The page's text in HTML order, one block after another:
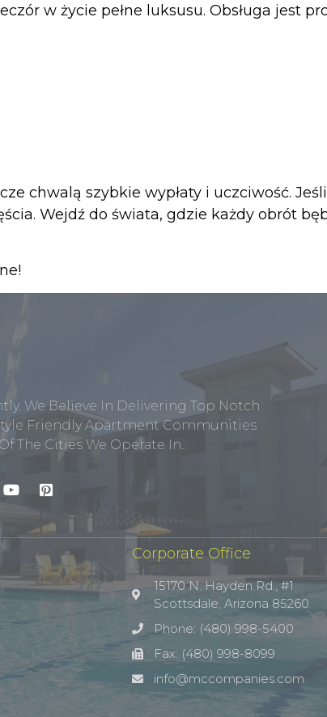
w życie pełne luksusu. Obsługa jest
chwalą szybkie wypłaty i uczciwość.
Wejdź do świata, gdzie każdy obrót
We Believe In Delivering Top Notch
Friendly Apartment Communities
The Cities We Operate In.
Corporate Office
15170 N. Hayden Rd., #1
Scottsdale, Arizona 85260
Phone: (480) 998-5400
Fax: (480) 998-8099
info@mccompanies.com